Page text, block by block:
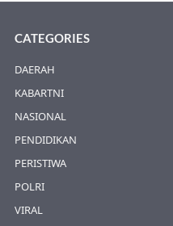
CATEGORIES
DAERAH
KABARTNI
NASIONAL
PENDIDIKAN
PERISTIWA
POLRI
VIRAL